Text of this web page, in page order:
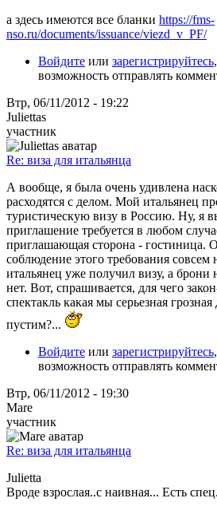
а здесь имеются все бланки https://fms-
nso.ru/documents/issuance/viezd_v_PF/
Войдите или зарегистрируйтесь
возможность отправлять
Втр, 06/11/2012 - 19:22
Juliettas
участник
Re: виза для итальянца
А вообще, я была очень удивлена
расходятся с делом. Мой итальянец
туристическую визу в Россию. Ну, я
приглашение требуется в любом
приглашающая сторона - гостиница.
соблюдение этого требования
итальянец уже получил визу, а брони
нет. Вот, спрашивается, для чего
спектакль какая мы серьезная
пустим?...
Войдите или зарегистрируйтесь
возможность отправлять
Втр, 06/11/2012 - 19:30
Mare
участник
Re: виза для итальянца
Julietta
Вроде взрослая..с наивная... Есть